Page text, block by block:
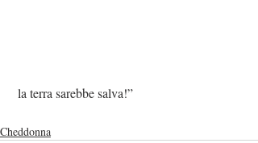
la terra sarebbe salva!”
Cheddonna